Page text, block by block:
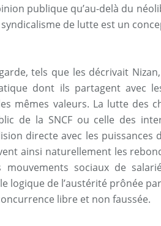
publique qu’au-delà du
de lutte est un
tels que les décrivait
dont ils partagent avec
mêmes valeurs. La lutte des
de la SNCF ou celle des
directe avec les puissances
ainsi naturellement les
sociaux de
logique de l’austérité prônée
libre et non faussée.